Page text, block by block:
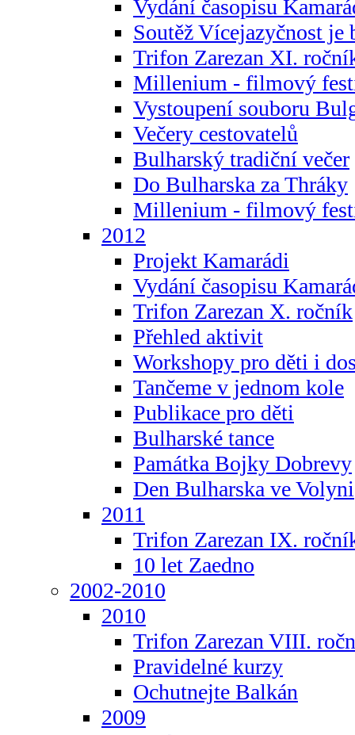
Vydání časopisu
Soutěž Vícejazyčnost je
Trifon Zarezan XI.
Millenium - filmový
Vystoupení souboru
Večery cestovatelů
Bulharský tradiční večer
Do Bulharska za Thráky
Millenium - filmový
2012
Projekt Kamarádi
Vydání časopisu
Trifon Zarezan X. ročník
Přehled aktivit
Workshopy pro děti i
Tančeme v jednom kole
Publikace pro děti
Bulharské tance
Památka Bojky Dobrevy
Den Bulharska ve Volyni
2011
Trifon Zarezan IX.
10 let Zaedno
2002-2010
2010
Trifon Zarezan VIII.
Pravidelné kurzy
Ochutnejte Balkán
2009